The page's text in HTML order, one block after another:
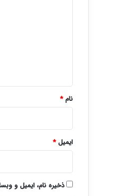
نام*
ایمیل*
ذخیره نام، ایمیل و